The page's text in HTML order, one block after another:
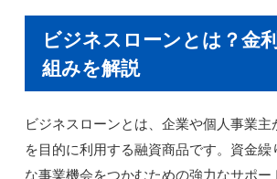
ビジネスローンとは？金
組みを解説
ビジネスローンとは、企業や個人事業主
を目的に利用する融資商品です。資金繰
な事業機会をつかむための強力なサポー